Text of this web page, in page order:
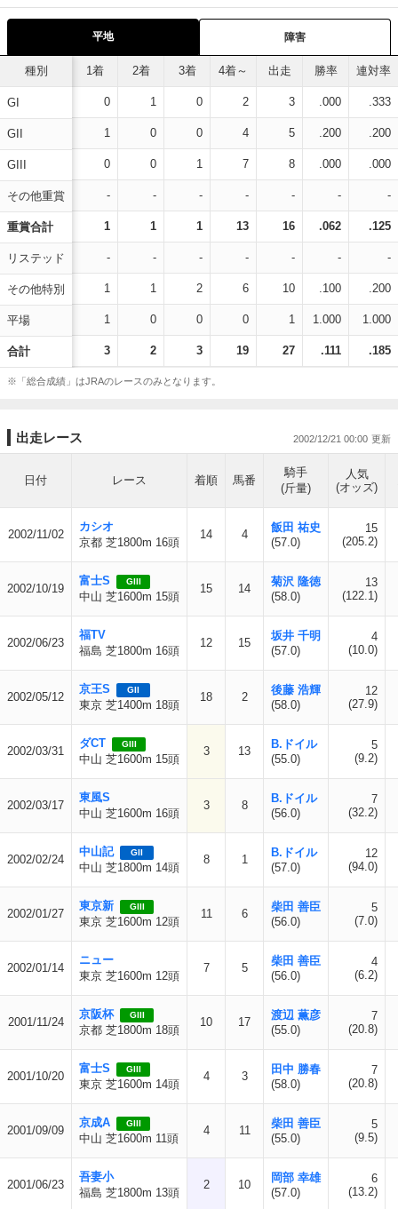
平地 障害
種別
GI
GII
GIII
その他重賞
重賞合計
リステッド
その他特別
平場
合計
1着 2着 3着 4着～ 出走 勝率 連対率
0 1 0 2 3 .000 .333
1 0 0 4 5 .200 .200
0 0 1 7 8 .000 .000
- - - - - - -
1 1 1 13 16 .062 .125
- - - - - - -
1 1 2 6 10 .100 .200
1 0 0 0 1 1.000 1.000
3 2 3 19 27 .111 .185
※「総合成績」はJRAのレースのみとなります。
出走レース 2002/12/21 00:00
日付 レース 着順 馬番
騎手
(斤量)
人気
(オッズ)
2002/11/02
カシオ
京都 芝1800m 16頭
14 4
飯田 祐史
(57.0)
15
(205.2)
2002/10/19
富士S GIII
中山 芝1600m 15頭
15 14
菊沢 隆徳
(58.0)
13
(122.1)
2002/06/23
福TV
福島 芝1800m 16頭
12 15
坂井 千明
(57.0)
4
(10.0)
2002/05/12
京王S GII
東京 芝1400m 18頭
18 2
後藤 浩輝
(58.0)
12
(27.9)
2002/03/31
ダCT GIII
中山 芝1600m 15頭
3 13
B.ドイル
(55.0)
5
(9.2)
2002/03/17
東風S
中山 芝1600m 16頭
3 8
B.ドイル
(56.0)
7
(32.2)
2002/02/24
中山記 GII
中山 芝1800m 14頭
8 1
B.ドイル
(57.0)
12
(94.0)
2002/01/27
東京新 GIII
東京 芝1600m 12頭
11 6
柴田 善臣
(56.0)
5
(7.0)
2002/01/14
ニュー
東京 芝1600m 12頭
7 5
柴田 善臣
(56.0)
4
(6.2)
2001/11/24
京阪杯 GIII
京都 芝1800m 18頭
10 17
渡辺 薫彦
(55.0)
7
(20.8)
2001/10/20
富士S GIII
東京 芝1600m 14頭
4 3
田中 勝春
(58.0)
7
(20.8)
2001/09/09
京成A GIII
中山 芝1600m 11頭
4 11
柴田 善臣
(55.0)
5
(9.5)
2001/06/23
吾妻小
福島 芝1800m 13頭
2 10
岡部 幸雄
(57.0)
6
(13.2)